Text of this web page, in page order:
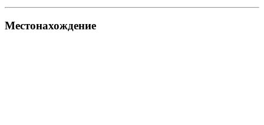
Местонахождение